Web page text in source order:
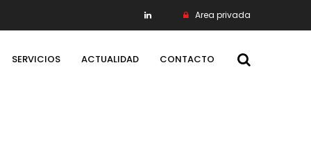
Area privada
SERVICIOS ACTUALIDAD CONTACTO